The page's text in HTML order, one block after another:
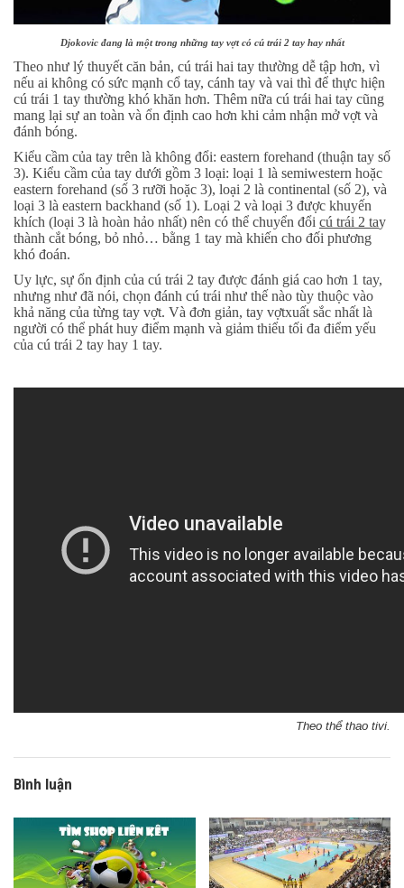
Djokovic đang là một trong những tay vợt có cú trái 2 tay hay nhất
Theo như lý thuyết căn bản, cú trái hai tay thường dễ tập hơn, vì
nếu ai không có sức mạnh cổ tay, cánh tay và vai thì để thực hiện
cú trái 1 tay thường khó khăn hơn. Thêm nữa cú trái hai tay cũng
mang lại sự an toàn và ổn định cao hơn khi cảm nhận mở vợt và
đánh bóng.
Kiểu cầm của tay trên là không đổi: eastern forehand (thuận tay số
3). Kiểu cầm của tay dưới gồm 3 loại: loại 1 là semiwestern hoặc
eastern forehand (số 3 rưỡi hoặc 3), loại 2 là continental (số 2), và
loại 3 là eastern backhand (số 1). Loại 2 và loại 3 được khuyến
khích (loại 3 là hoàn hảo nhất) nên có thể chuyển đổi cú trái 2 tay
thành cắt bóng, bỏ nhỏ… bằng 1 tay mà khiến cho đối phương
khó đoán.
Uy lực, sự ổn định của cú trái 2 tay được đánh giá cao hơn 1 tay,
nhưng như đã nói, chọn đánh cú trái như thế nào tùy thuộc vào
khả năng của từng tay vợt. Và đơn giản, tay vợtxuất sắc nhất là
người có thể phát huy điểm mạnh và giảm thiểu tối đa điểm yếu
của cú trái 2 tay hay 1 tay.
Theo thể thao tivi.
Bình luận